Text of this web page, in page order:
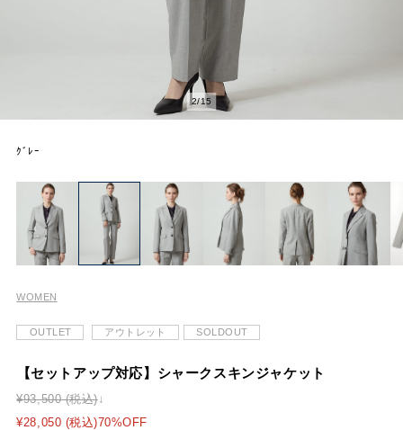
2/15
ｸﾞﾚｰ
WOMEN
OUTLET アウトレット SOLDOUT
【セットアップ対応】シャークスキンジャケット
¥93,500 (税込)
¥28,050 (税込)70%OFF